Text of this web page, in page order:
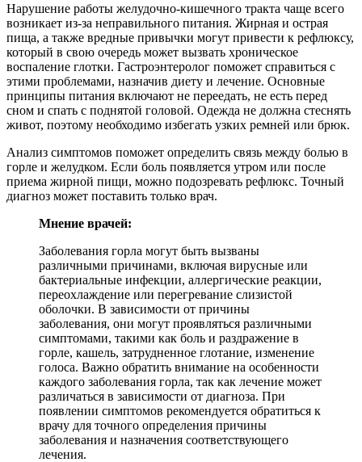
Нарушение работы желудочно-кишечного тракта чаще всего
возникает из-за неправильного питания. Жирная и острая
пища, а также вредные привычки могут привести к рефлюксу,
который в свою очередь может вызвать хроническое
воспаление глотки. Гастроэнтеролог поможет справиться с
этими проблемами, назначив диету и лечение. Основные
принципы питания включают не переедать, не есть перед
сном и спать с поднятой головой. Одежда не должна стеснять
живот, поэтому необходимо избегать узких ремней или брюк.
Анализ симптомов поможет определить связь между болью в
горле и желудком. Если боль появляется утром или после
приема жирной пищи, можно подозревать рефлюкс. Точный
диагноз может поставить только врач.
Мнение врачей:
Заболевания горла могут быть вызваны
различными причинами, включая вирусные или
бактериальные инфекции, аллергические реакции,
переохлаждение или перегревание слизистой
оболочки. В зависимости от причины
заболевания, они могут проявляться различными
симптомами, такими как боль и раздражение в
горле, кашель, затрудненное глотание, изменение
голоса. Важно обратить внимание на особенности
каждого заболевания горла, так как лечение может
различаться в зависимости от диагноза. При
появлении симптомов рекомендуется обратиться к
врачу для точного определения причины
заболевания и назначения соответствующего
лечения.